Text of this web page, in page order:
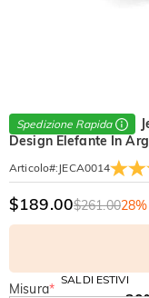
Spedizione Rapida
Design Elefante In
Articolo#: JECA0014
$189.00$261.00
SALDI ESTIVI
Misura*